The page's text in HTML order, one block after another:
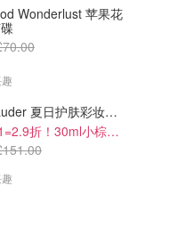
Wonderlust 苹果花
Estee Lauder 夏日护肤彩妆礼盒
价值£151=2.9折！30ml小棕瓶1件回本